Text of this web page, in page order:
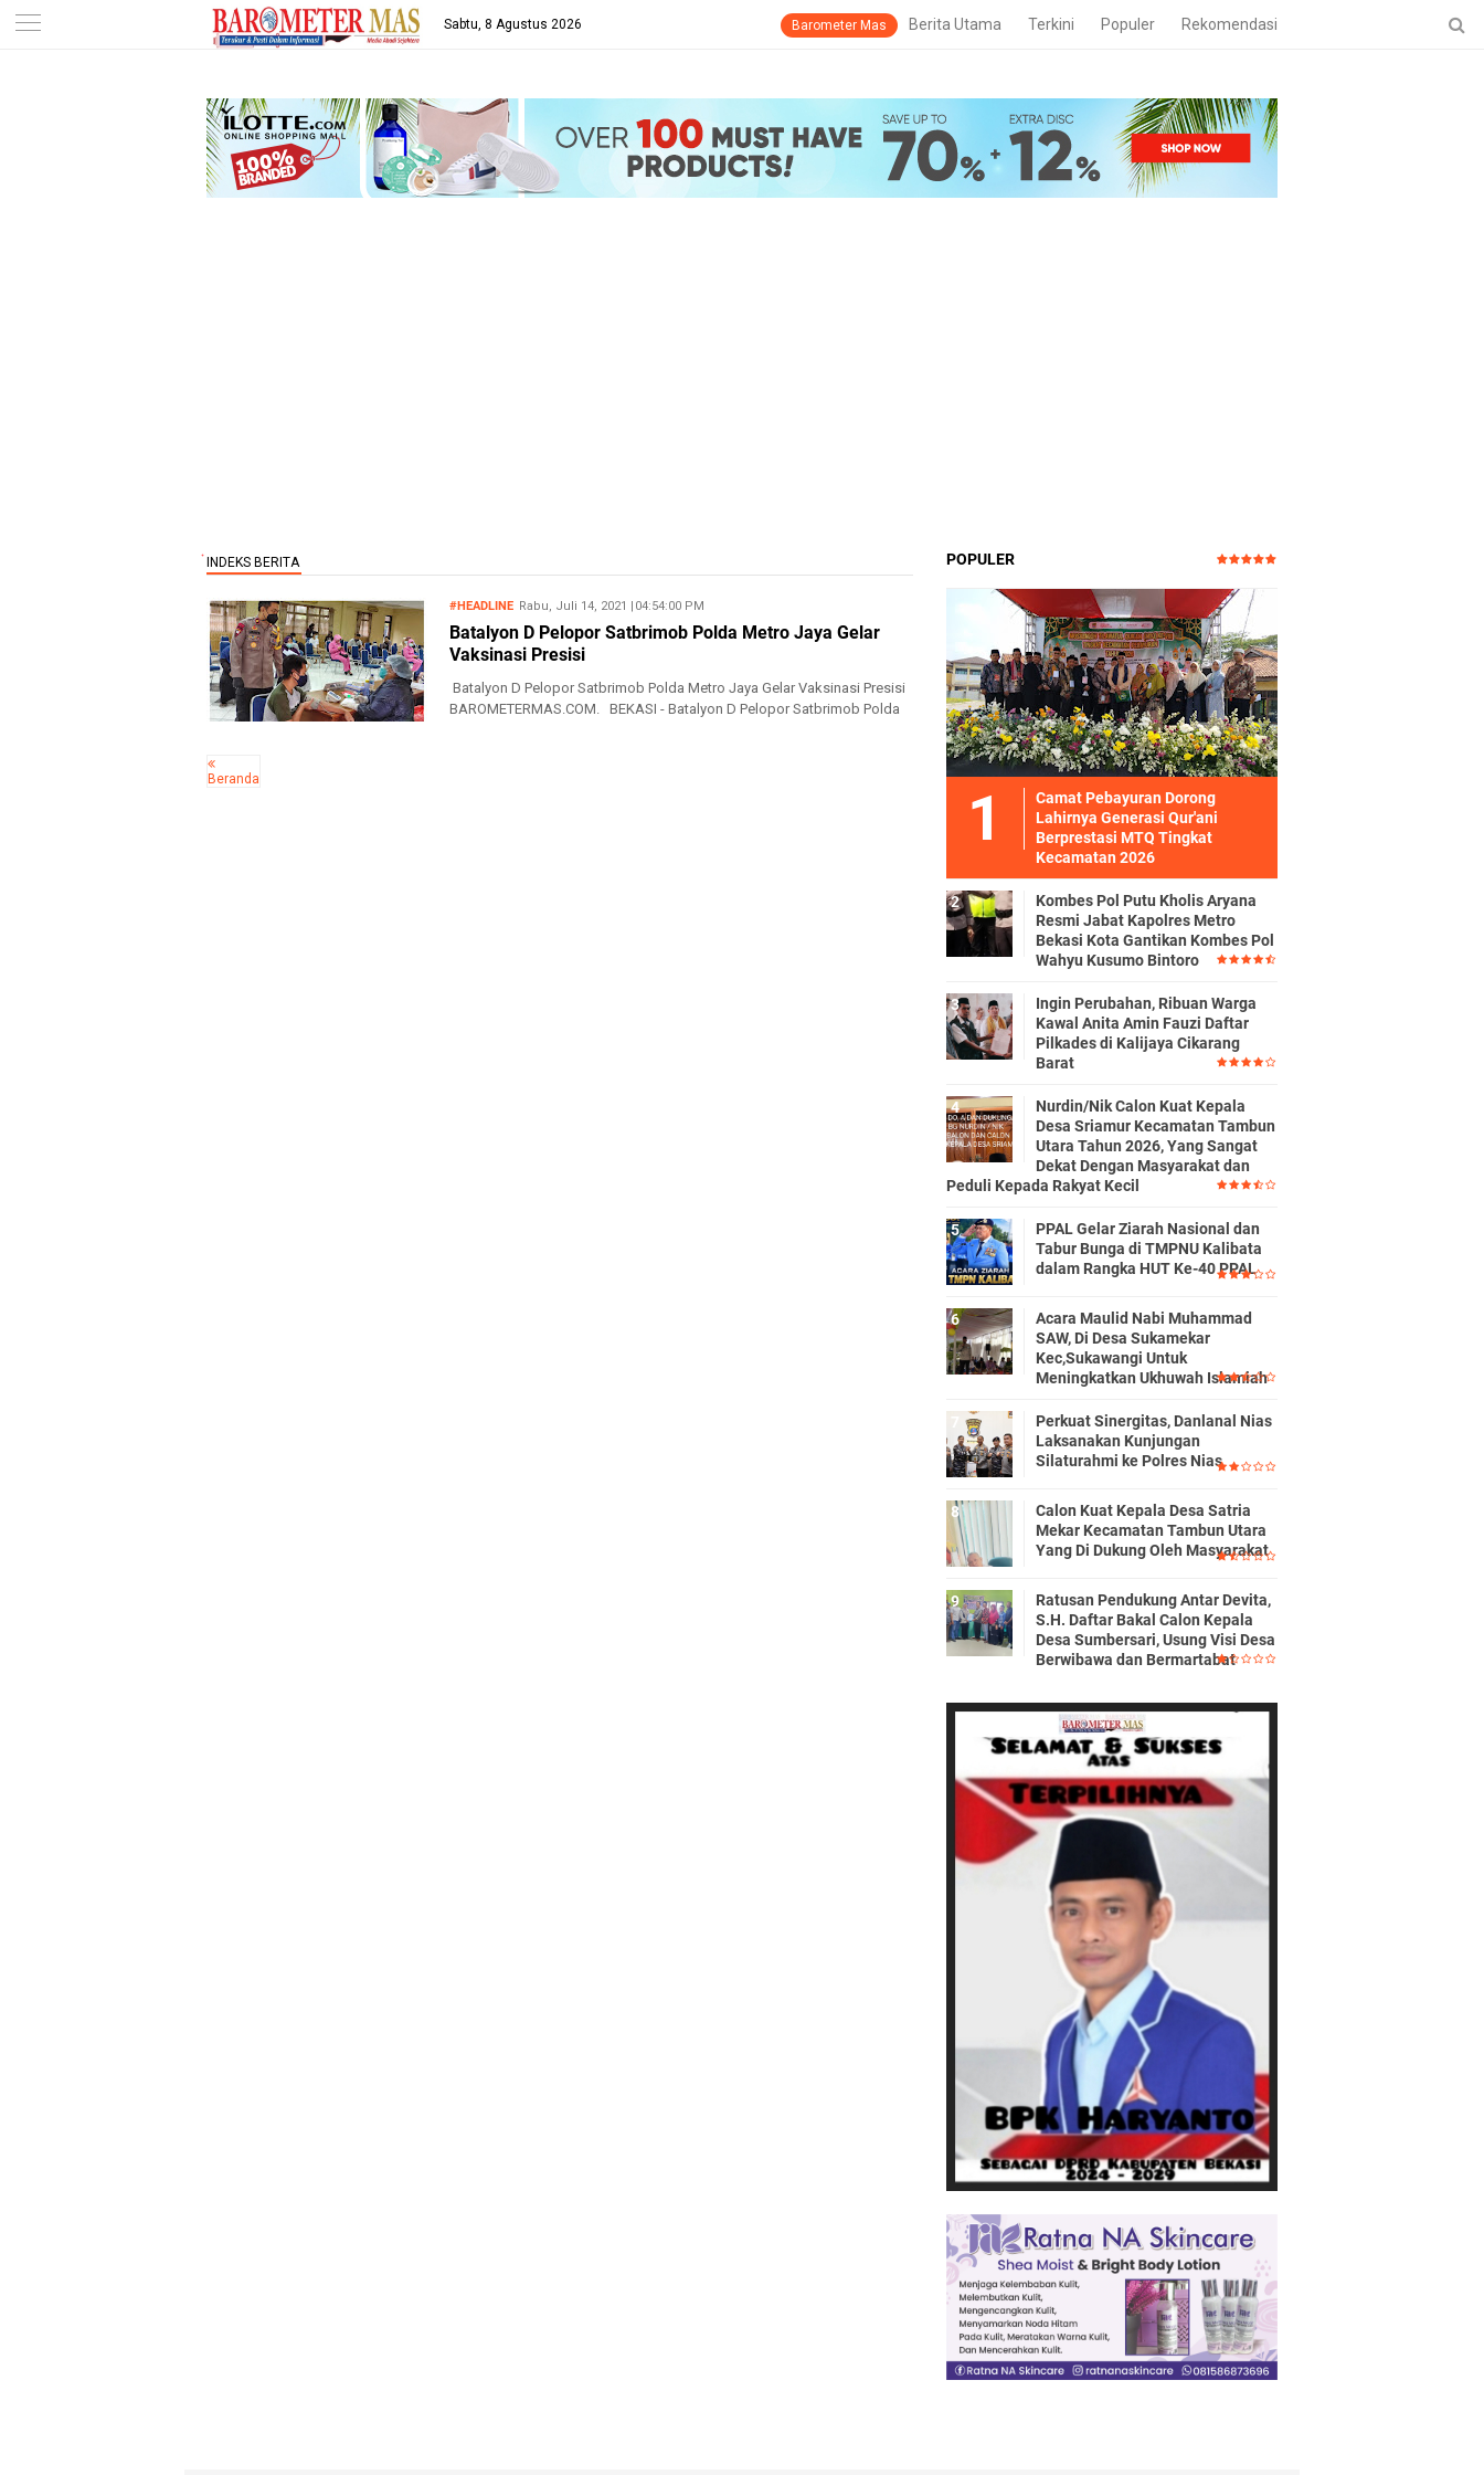
-->
Sabtu, 8 Agustus 2026 Barometer Mas Berita Utama Terkini Populer Rekomendasi
#HEADLINE Rabu, Juli 14, 20217/14/2021 04:54:00 PM
Batalyon D Pelopor Satbrimob Polda Metro Jaya Gelar
Vaksinasi Presisi
Batalyon D Pelopor Satbrimob Polda Metro Jaya Gelar Vaksinasi Presisi
BAROMETERMAS.COM. BEKASI - Batalyon D Pelopor Satbrimob Polda
Beranda
POPULER
Camat Pebayuran Dorong
Lahirnya Generasi Qur'ani
Berprestasi MTQ Tingkat
Kecamatan 2026
Kombes Pol Putu Kholis Aryana
Resmi Jabat Kapolres Metro
Bekasi Kota Gantikan Kombes Pol
Wahyu Kusumo Bintoro
Ingin Perubahan, Ribuan Warga
Kawal Anita Amin Fauzi Daftar
Pilkades di Kalijaya Cikarang
Barat
Nurdin/Nik Calon Kuat Kepala
Desa Sriamur Kecamatan Tambun
Utara Tahun 2026, Yang Sangat
Dekat Dengan Masyarakat dan
Peduli Kepada Rakyat Kecil
PPAL Gelar Ziarah Nasional dan
Tabur Bunga di TMPNU Kalibata
dalam Rangka HUT Ke-40 PPAL
Acara Maulid Nabi Muhammad
SAW, Di Desa Sukamekar
Kec,Sukawangi Untuk
Meningkatkan Ukhuwah Islamiah
Perkuat Sinergitas, Danlanal Nias
Laksanakan Kunjungan
Silaturahmi ke Polres Nias
Calon Kuat Kepala Desa Satria
Mekar Kecamatan Tambun Utara
Yang Di Dukung Oleh Masyarakat
Ratusan Pendukung Antar Devita,
S.H. Daftar Bakal Calon Kepala
Desa Sumbersari, Usung Visi Desa
Berwibawa dan Bermartabat